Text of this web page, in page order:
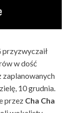
przyzwyczaił
w dość
10 grudnia.
przez Cha Cha